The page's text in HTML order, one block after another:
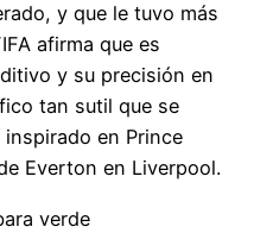
y que le tuvo más
afirma que es
y su precisión en
tan sutil que se
en Prince
Everton en Liverpool.